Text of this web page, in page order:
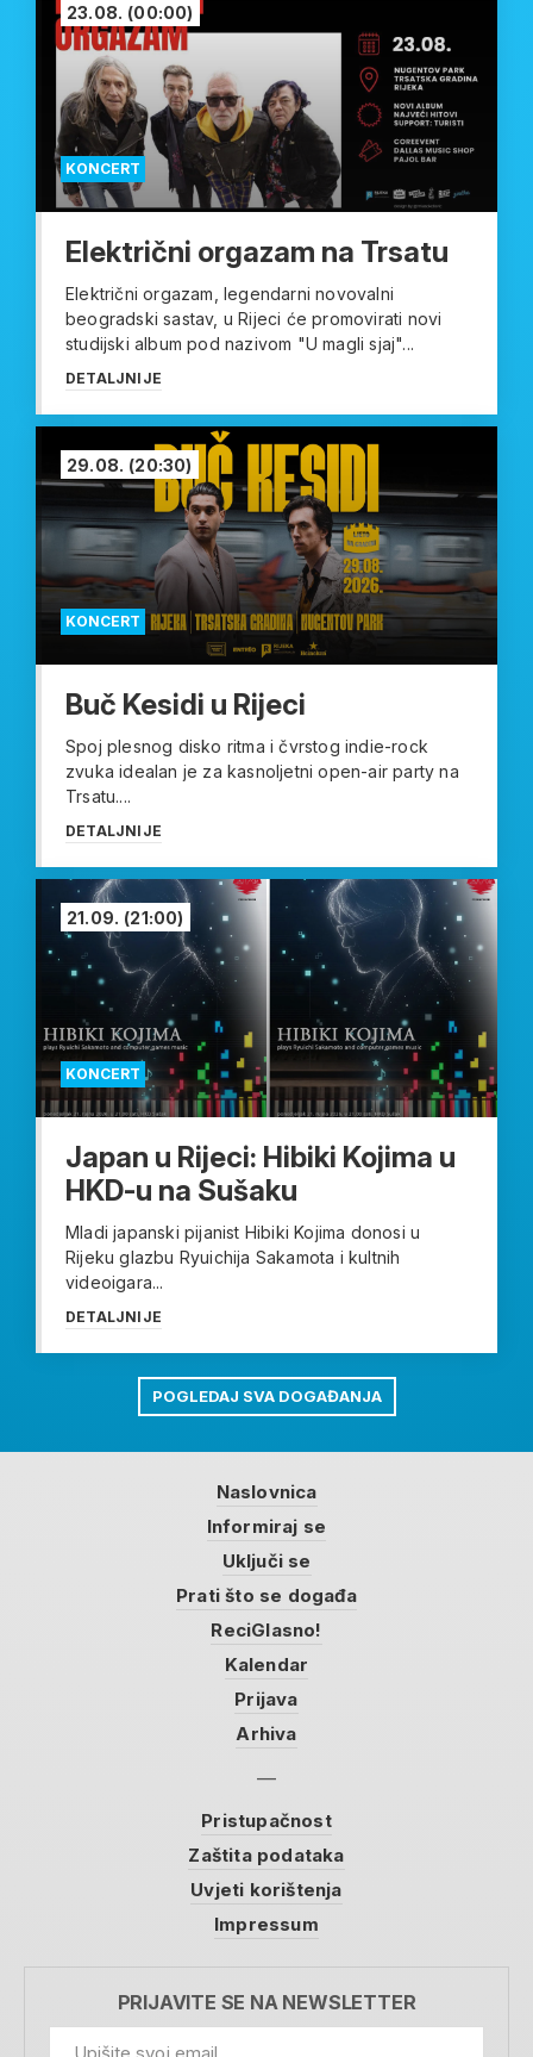
KONCERT
23.08. (00:00)
Električni orgazam na Trsatu
Električni orgazam, legendarni novovalni
beogradski sastav, u Rijeci će promovirati novi
studijski album pod nazivom "U magli sjaj"...
DETALJNIJE
KONCERT
29.08. (20:30)
Buč Kesidi u Rijeci
Spoj plesnog disko ritma i čvrstog indie-rock
zvuka idealan je za kasnoljetni open-air party na
Trsatu....
DETALJNIJE
KONCERT
21.09. (21:00)
Japan u Rijeci: Hibiki Kojima u
HKD-u na Sušaku
Mladi japanski pijanist Hibiki Kojima donosi u
Rijeku glazbu Ryuichija Sakamota i kultnih
videoigara...
DETALJNIJE
POGLEDAJ SVA DOGAĐANJA
Naslovnica
Informiraj se
Uključi se
Prati što se događa
ReciGlasno!
Kalendar
Prijava
Arhiva
Pristupačnost
Zaštita podataka
Uvjeti korištenja
Impressum
PRIJAVITE SE NA NEWSLETTER